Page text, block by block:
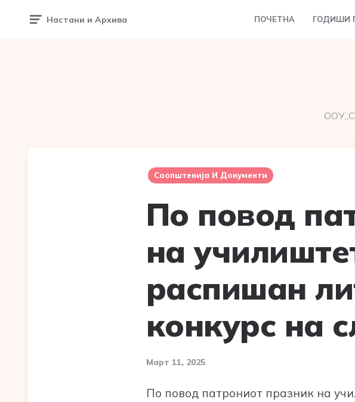
Настани и Архива ПОЧЕТНА ГОДИШИ
Соопштенија И Документи
По повод
на
распишан
конкурс на
Март 11, 2025
По повод патрониот празник на